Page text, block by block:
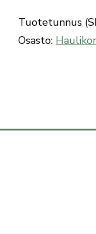
mallin
Tuotetunnus
Osasto: